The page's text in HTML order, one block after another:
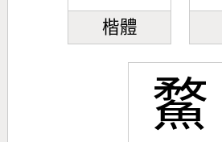
楷體
䱯